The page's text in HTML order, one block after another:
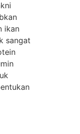
ikan
sangat